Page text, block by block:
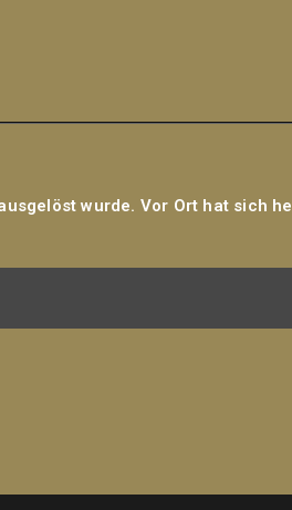
wurde. Vor Ort hat sich